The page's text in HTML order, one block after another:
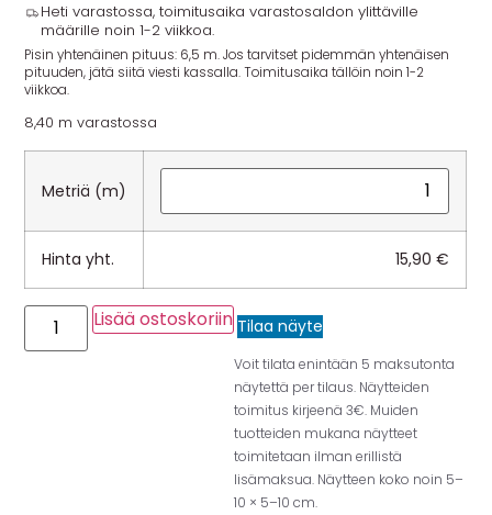
Heti varastossa, toimitusaika varastosaldon ylittäville
määrille noin 1-2 viikkoa.
Pisin yhtenäinen pituus: 6,5 m. Jos tarvitset pidemmän yhtenäisen
pituuden, jätä siitä viesti kassalla. Toimitusaika tällöin noin 1-2
viikkoa.
8,40 m varastossa
Metriä (m)
Hinta yht. 15,90€
Lisää ostoskoriin Tilaa näyte
Voit tilata enintään 5 maksutonta
näytettä per tilaus. Näytteiden
toimitus kirjeenä 3€. Muiden
tuotteiden mukana näytteet
toimitetaan ilman erillistä
lisämaksua. Näytteen koko noin 5–
10 × 5–10 cm.